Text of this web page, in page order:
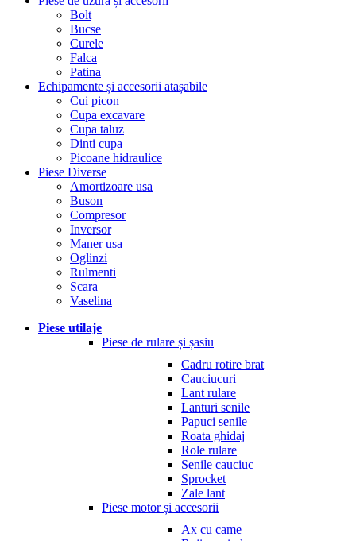
Bolt
Bucse
Curele
Falca
Patina
Echipamente și accesorii atașabile
Cui picon
Cupa excavare
Cupa taluz
Dinti cupa
Picoane hidraulice
Piese Diverse
Amortizoare usa
Buson
Compresor
Inversor
Maner usa
Oglinzi
Rulmenti
Scara
Vaselina
Piese utilaje
Piese de rulare și șasiu
Cadru rotire brat
Cauciucuri
Lant rulare
Lanturi senile
Papuci senile
Roata ghidaj
Role rulare
Senile cauciuc
Sprocket
Zale lant
Piese motor și accesorii
Ax cu came